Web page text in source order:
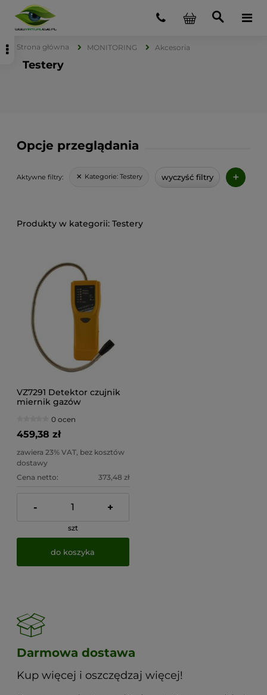
Strona główna MONITORING Akcesoria
Testery
Opcje przeglądania
Aktywne filtry: Kategorie: Testery wyczyść filtry +
Testery
VZ7291 Detektor czujnik
miernik gazów
0 ocen
459,38 zł
zawiera 23% VAT, bez kosztów
dostawy
Cena netto:
373,48 zł
- +
szt
do koszyka
Darmowa dostawa
Kup więcej i oszczędzaj więcej!